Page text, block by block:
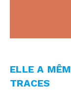
ELLE A
TRACES